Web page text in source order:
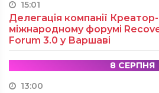
15:01
Делегація компанії
міжнародному форумі
Forum 3.0 у Варшаві
8 СЕРПНЯ
13:00